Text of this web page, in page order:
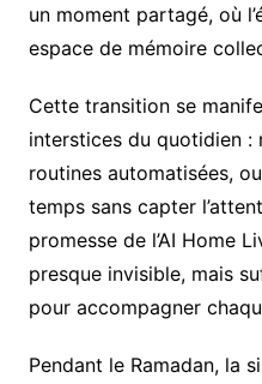
un moment partagé, où
espace de mémoire
Cette transition se
interstices du quotidien :
routines automatisées,
temps sans capter
promesse de l’AI Home
presque invisible, mais
pour accompagner
Pendant le Ramadan, la